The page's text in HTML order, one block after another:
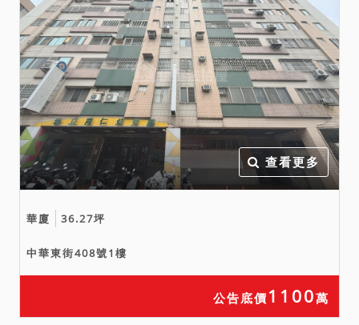
賣，請投標人分別出價。
二、拍賣最低價額合計新台
幣：5,616,000元，以總價
最高者得標。
三、保證金新台幣：
1,124,000元。
四、本件拍賣之暫編之1215
建號建物並未辦理建築物所
有權第一次登記，於拍定後
之危險，不得主張瑕疵擔保
請求權。如有第三人就建物
所有權有異議並提起訴訟，
查看更多
華廈 36.27坪
中華東街408號1樓
公告底價 1100萬